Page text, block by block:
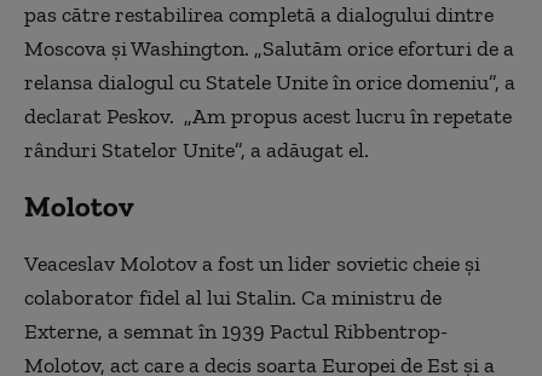
pas către restabilirea completă a dialogului dintre
Moscova şi Washington. „Salutăm orice eforturi de a
relansa dialogul cu Statele Unite în orice domeniu”, a
declarat Peskov. „Am propus acest lucru în repetate
rânduri Statelor Unite”, a adăugat el.
Molotov
Veaceslav Molotov a fost un lider sovietic cheie și
colaborator fidel al lui Stalin. Ca ministru de
Externe, a semnat în 1939 Pactul Ribbentrop-
Molotov, act care a decis soarta Europei de Est și a